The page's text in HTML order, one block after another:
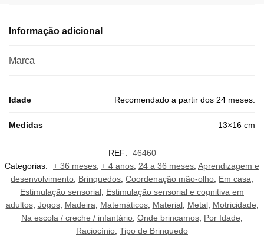
Informação adicional
Marca
Idade Recomendado a partir dos 24 meses.
Medidas 13×16 cm
REF:
46460
Categorias:
+ 36 meses + 4 anos 24 a 36 meses Aprendizagem e
desenvolvimento Brinquedos Coordenação mão-olho Em casa
Estimulação sensorial Estimulação sensorial e cognitiva em
adultos, Jogos, Madeira Matemáticos, Material, Metal, Motricidade
Na escola / creche / infantário Onde brincamos Por Idade
Raciocínio Tipo de Brinquedo